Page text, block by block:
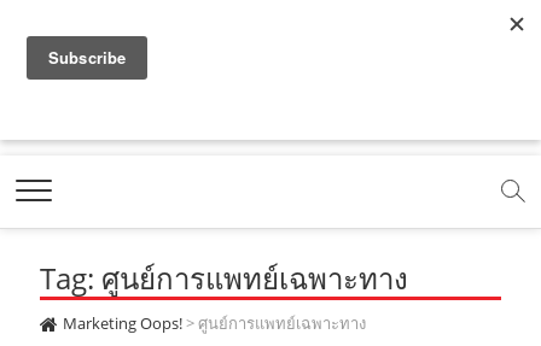
a
e
b
o
o
k
o
t
b
e
.
.
o
e
m
e
t
g
r
a
t
k
.
c
Marketing Oops!
DIGITAL | CREATIVE | ADVERTISING | CAMPAIGN |
Tag: ศูนย์การแพทย์เฉพาะทาง
Marketing Oops!>ศูนย์การแพทย์เฉพาะทาง